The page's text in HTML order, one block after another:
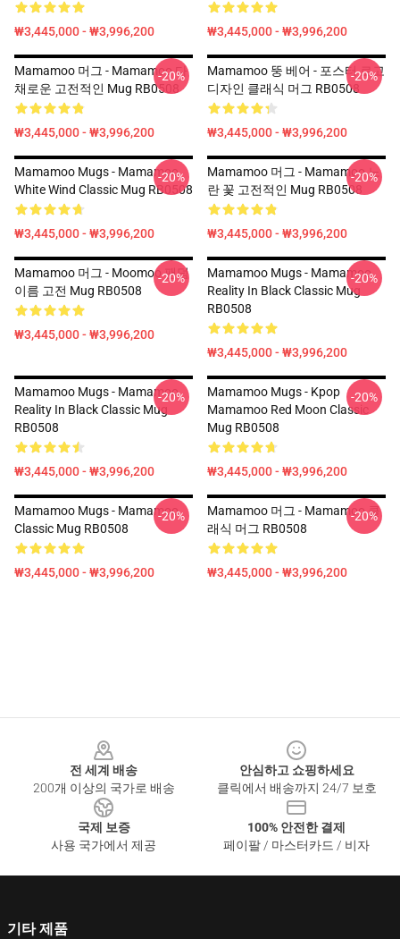
₩3,445,000 - ₩3,996,200 ₩3,445,000 - ₩3,996,200
Mamamoo 머그 - Mamamoo 다
채로운 고전적인 Mug RB0508
₩3,445,000 - ₩3,996,200
-20%
Mamamoo 뚱 베어 - 포스터 로고
디자인 클래식 머그 RB0508
₩3,445,000 - ₩3,996,200
-20%
Mamamoo Mugs - Mamamoo
White Wind Classic Mug RB0508
₩3,445,000 - ₩3,996,200
-20%
Mamamoo 머그 - Mamamoo 노
란 꽃 고전적인 Mug RB0508
₩3,445,000 - ₩3,996,200
-20%
Mamamoo 머그 - Moomoo 팬덤
이름 고전 Mug RB0508
₩3,445,000 - ₩3,996,200
-20%
Mamamoo Mugs - Mamamoo
Reality In Black Classic Mug
RB0508
₩3,445,000 - ₩3,996,200
-20%
Mamamoo Mugs - Mamamoo
Reality In Black Classic Mug
RB0508
₩3,445,000 - ₩3,996,200
-20%
Mamamoo Mugs - Kpop
Mamamoo Red Moon Classic
Mug RB0508
₩3,445,000 - ₩3,996,200
-20%
Mamamoo Mugs - Mamamoo
Classic Mug RB0508
₩3,445,000 - ₩3,996,200
-20%
Mamamoo 머그 - Mamamoo 클
래식 머그 RB0508
₩3,445,000 - ₩3,996,200
-20%
전 세계 배송
200개 이상의 국가로 배송
안심하고 쇼핑하세요
클릭에서 배송까지 24/7 보호
국제 보증
사용 국가에서 제공
100% 안전한 결제
페이팔 / 마스터카드 / 비자
기타 제품